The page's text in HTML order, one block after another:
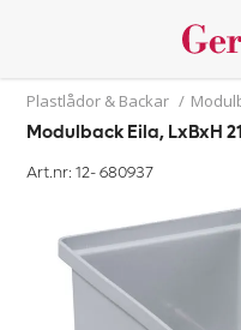
Plastlådor & Backar /
Modulback Eila, LxBxH
Art.nr: 12-680937